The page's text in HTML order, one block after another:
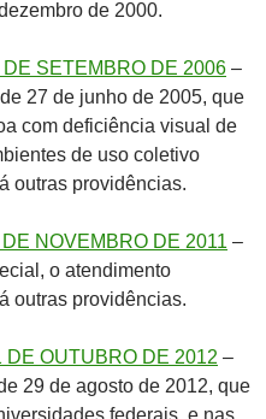
de 2000.
SETEMBRO DE 2006 –
27 de junho de 2005, que
com deficiência visual de
de uso coletivo
outras providências.
NOVEMBRO DE 2011 –
o atendimento
outras providências.
DE OUTUBRO DE 2012 –
29 de agosto de 2012, que
federais e nas